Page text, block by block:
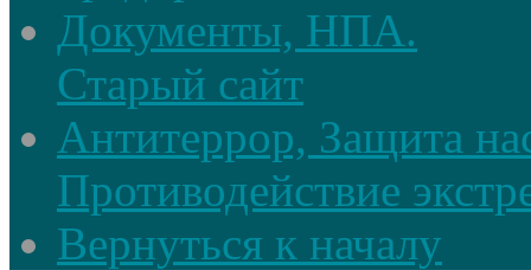
Документы, НПА.
Старый сайт
Антитеррор, Защита
Противодействие
Вернуться к началу